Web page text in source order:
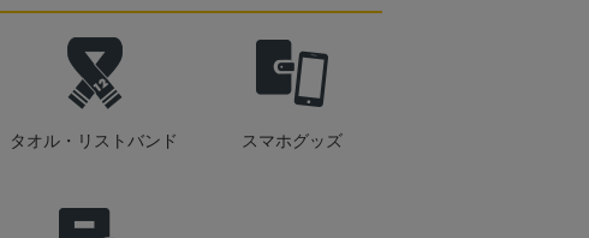
タオル・リストバンド スマホグッズ